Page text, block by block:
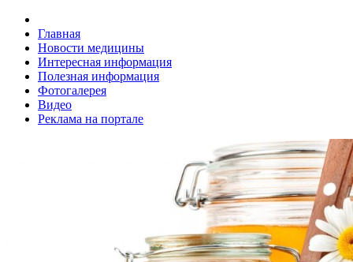
Главная
Новости медицины
Интересная информация
Полезная информация
Фотогалерея
Видео
Реклама на портале